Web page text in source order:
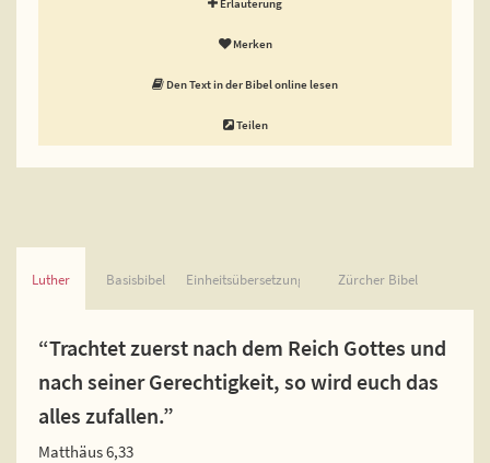
Merken
Den Text in der Bibel online lesen
Teilen
Luther Basisbibel Einheitsübersetzung Zürcher Bibel
“Trachtet zuerst nach dem Reich Gottes und
nach seiner Gerechtigkeit, so wird euch das
alles zufallen.”
Matthäus 6,33